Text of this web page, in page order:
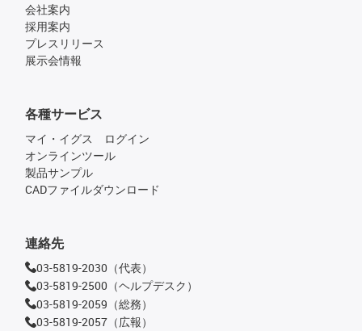
会社案内
採用案内
プレスリリース
展示会情報
各種サービス
マイ・イグス ログイン
オンラインツール
製品サンプル
CADファイルダウンロード
連絡先
03-5819-2030（代表）
03-5819-2500（ヘルプデスク）
03-5819-2059（総務）
03-5819-2057（広報）